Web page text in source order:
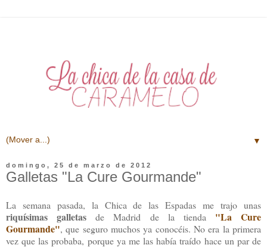
▼
domingo, 25 de marzo de 2012
Galletas "La Cure Gourmande"
La semana pasada, la Chica de las Espadas me trajo unas
riquísimas galletasde Madrid de la tienda "La Cure
Gourmande", que seguro muchos ya conocéis. No era la primera
vez que las probaba, porque ya me las había traído hace un par de